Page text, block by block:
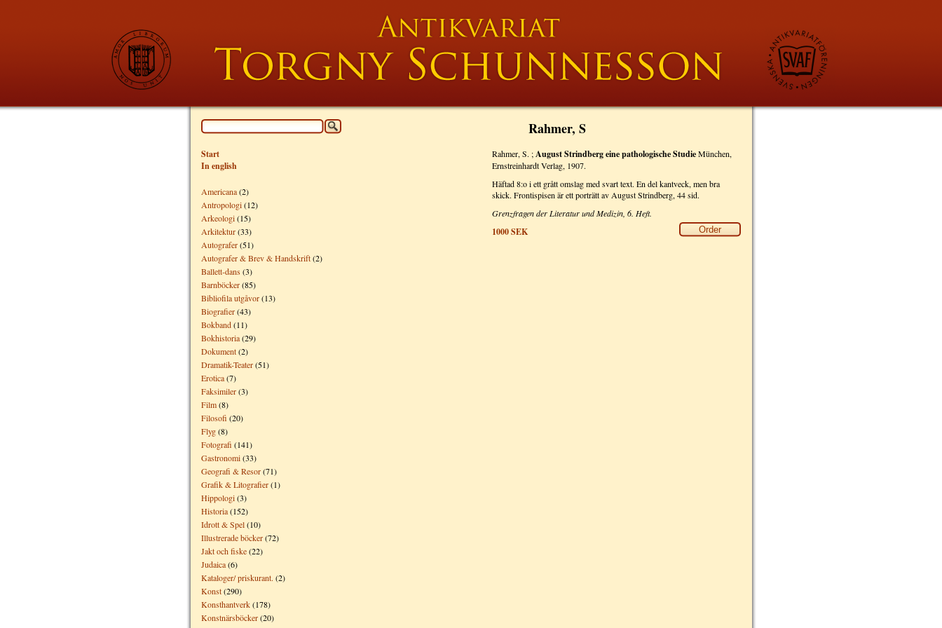
Start
In english
Americana(2)
Antropologi(12)
Arkeologi(15)
Arkitektur(33)
Autografer(51)
Autografer & Brev & Handskrift(2)
Ballett-dans (3)
Barnböcker(85)
Bibliofila utgåvor(13)
Biografier(43)
Bokband(11)
Bokhistoria(29)
Dokument(2)
Dramatik-Teater(51)
Erotica(7)
Faksimiler(3)
Film(8)
Filosofi (20)
Flyg(8)
Fotografi (141)
Gastronomi(33)
Geografi & Resor(71)
Grafik & Litografier(1)
Hippologi(3)
Historia(152)
Idrott & Spel(10)
Illustrerade böcker(72)
Jakt och fiske(22)
Judaica(6)
Kataloger/ priskurant. (2)
Konst(290)
Konsthantverk(178)
Konstnärsböcker(20)
Rahmer, S
Rahmer, S. ;August Strindberg eine pathologische StudieMünchen,
Ernstreinhardt Verlag, 1907.
Häftad 8:o i ett grått omslag med svart text. En del kantveck, men bra
skick. Frontispisen är ett porträtt av August Strindberg, 44 sid.
Grenzfragen der Literatur und Medizin, 6. Heft.
Order
1000SEK